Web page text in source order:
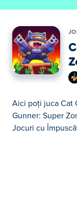
Aici poţi juca Cat
Gunner: Super
Jocuri cu
Jocuri cu